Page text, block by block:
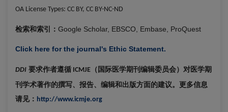
OA License Types: CC BY, CC BY-NC-ND
检索和索引： Google Scholar, EBSCO, Embase, ProQuest
Click here for the journal's Ethic Statement.
DDI 要求作者遵循 ICMJE （国际医学期刊编辑委员会）对医学期
刊学术著作的撰写、报告、编辑和出版方面的建议。更多信息
请见： http://www.icmje.org